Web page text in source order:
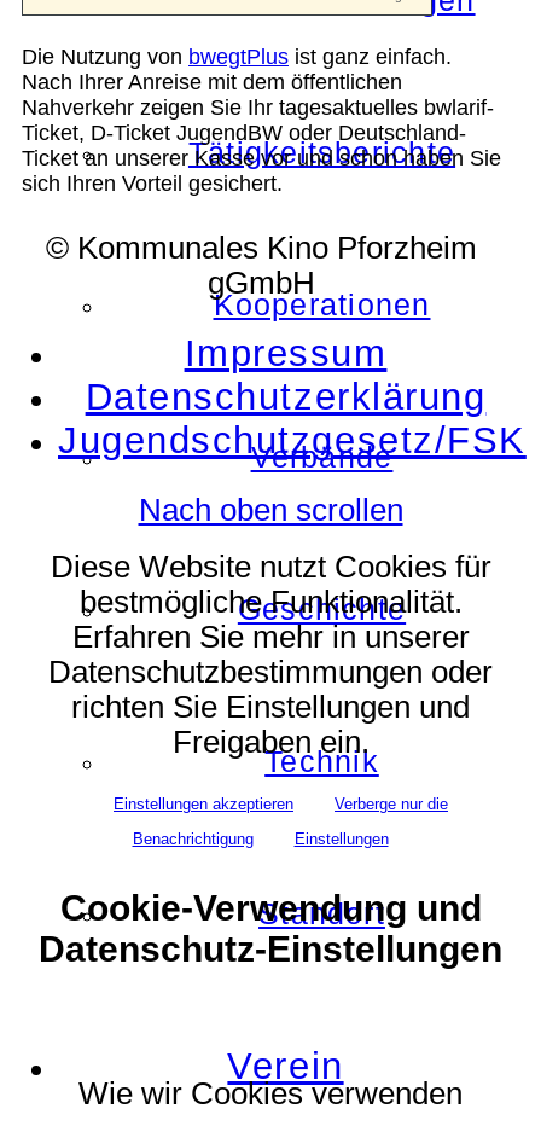
Tätigkeitsberichte
Kooperationen
Verbände
Geschichte
Technik
Standort
Verein
Die Nutzung von bwegtPlus ist ganz einfach.
Nach Ihrer Anreise mit dem öffentlichen
Nahverkehr zeigen Sie Ihr tagesaktuelles bwlarif-
Ticket, D-Ticket JugendBW oder Deutschland-
Ticket an unserer Kasse vor und schon haben Sie
sich Ihren Vorteil gesichert.
© Kommunales Kino Pforzheim
gGmbH
Impressum
Datenschutzerklärung
Jugendschutzgesetz/FSK
Nach oben scrollen
Diese Website nutzt Cookies für
bestmögliche Funktionalität.
Erfahren Sie mehr in unserer
Datenschutzbestimmungen oder
richten Sie Einstellungen und
Freigaben ein.
Einstellungen akzeptieren
Verberge nur die
Benachrichtigung
Einstellungen
Cookie-Verwendung und
Datenschutz-Einstellungen
Wie wir Cookies verwenden